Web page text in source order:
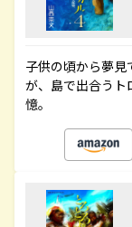
子供の頃から夢
が、島で出合うト
憶。